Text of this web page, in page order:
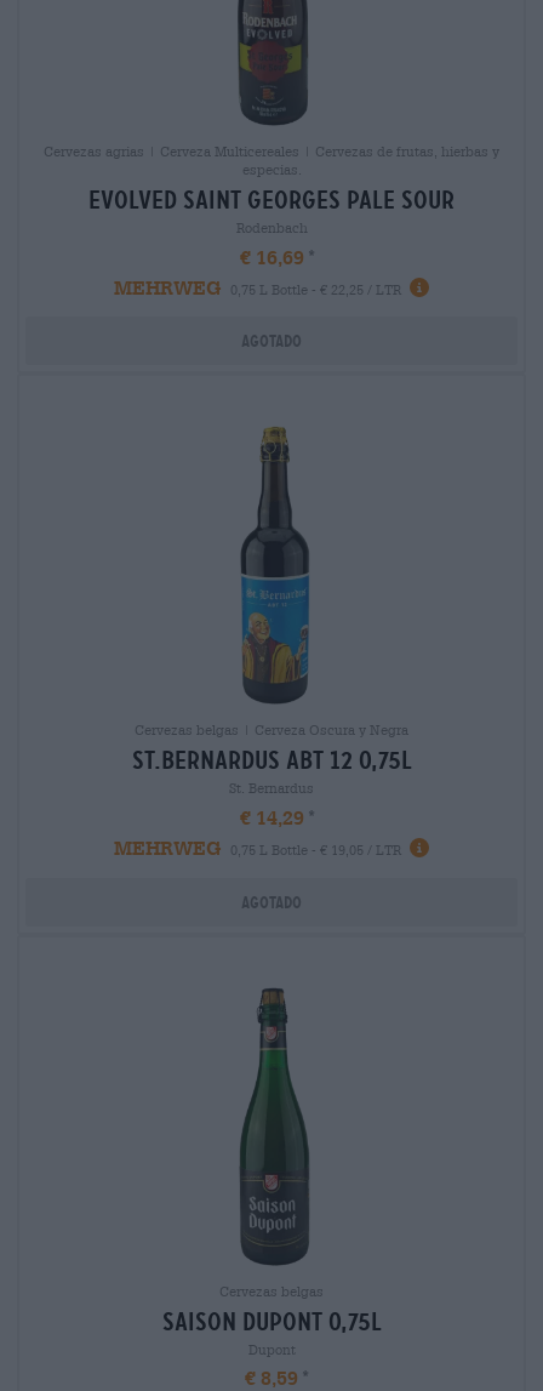
Cervezas agrias | Cerveza Multicereales | Cervezas de frutas, hierbas y
especias.
evolved saint georges pale sour
Rodenbach
€ 16,69
MEHRWEG
0,75 L Bottle - € 22,25 / LTR
Agotado
Cervezas belgas | Cerveza Oscura y Negra
st.bernardus abt 12 0,75l
St. Bernardus
€ 14,29
MEHRWEG
0,75 L Bottle - € 19,05 / LTR
Agotado
Cervezas belgas
saison dupont 0,75l
Dupont
€ 8,59